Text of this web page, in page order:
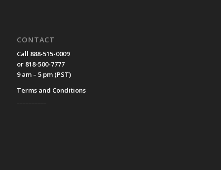
CONTACT
Call 888-515-0009
or 818-500-7777
9 am – 5 pm (PST)
Terms and Conditions